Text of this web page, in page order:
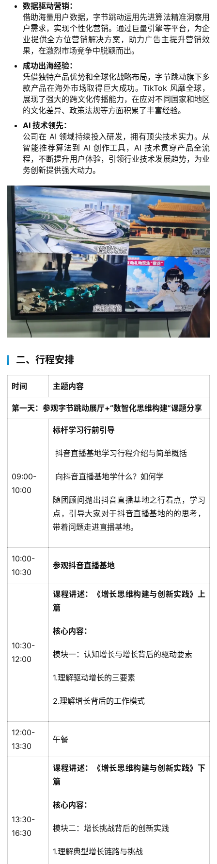
数据驱动营销：
借助海量用户数据，字节跳动运用先进算法精准洞察用
户需求，实现个性化营销。通过巨量引擎等平台，为企
业提供全方位营销解决方案，助力广告主提升营销效
果，在激烈市场竞争中脱颖而出。
成功出海经验：
凭借独特产品优势和全球化战略布局，字节跳动旗下多
款产品在海外市场取得巨大成功。TikTok 风靡全球，
展现了强大的跨文化传播能力，在应对不同国家和地区
的文化差异、政策法规等方面积累了丰富经验。
AI 技术领先：
公司在 AI 领域持续投入研发，拥有顶尖技术实力。从
智能推荐算法到 AI 创作工具，AI 技术贯穿产品全流
程，不断提升用户体验，引领行业技术发展趋势，为业
务创新提供强大动力。
二、行程安排
时间 主题内容
第一天：参观字节跳动展厅+“数智化思维构建”课题分享
09:00-
10:00
标杆学习行前引导
抖音直播基地学习行程介绍与简单概括
向抖音直播基地学什么？如何学
随团顾问抛出抖音直播基地之行看点，学习
点，引导大家对于抖音直播基地的的思考，
带着问题走进直播基地。
10:00-
10:30
参观抖音直播基地
10:30-
12:00
课程讲述：《增长思维构建与创新实践》上
篇
核心内容：
模块一：认知增长与增长背后的驱动要素
1.理解驱动增长的三要素
2.理解增长背后的工作模式
12:00-
13:30
午餐
13:30-
16:30
课程讲述：《增长思维构建与创新实践》下
篇
核心内容：
模块二：增长挑战背后的创新实践
1.理解典型增长链路与挑战